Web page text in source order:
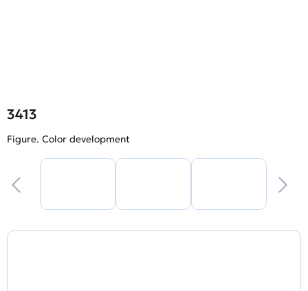
3413
Figure. Color development